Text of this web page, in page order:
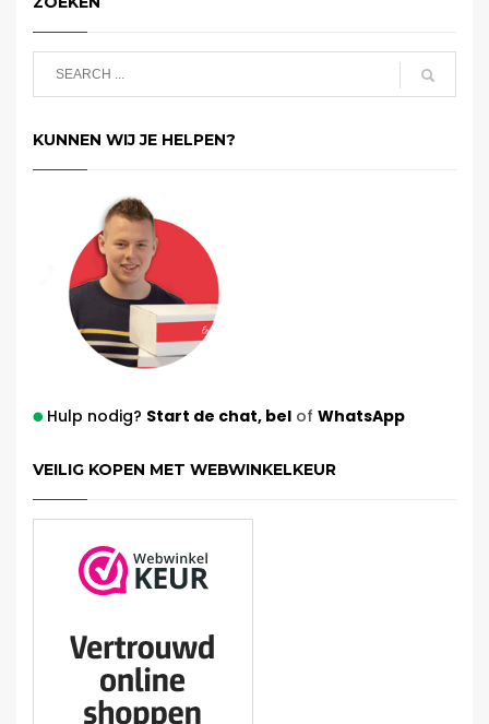
KUNNEN WIJ JE HELPEN?
Hulp nodig? Start de chat,belof WhatsApp
VEILIG KOPEN MET WEBWINKELKEUR